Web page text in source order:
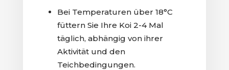
Bei Temperaturen über 18°C
füttern Sie Ihre Koi 2-4 Mal
täglich, abhängig von ihrer
Aktivität und den
Teichbedingungen.